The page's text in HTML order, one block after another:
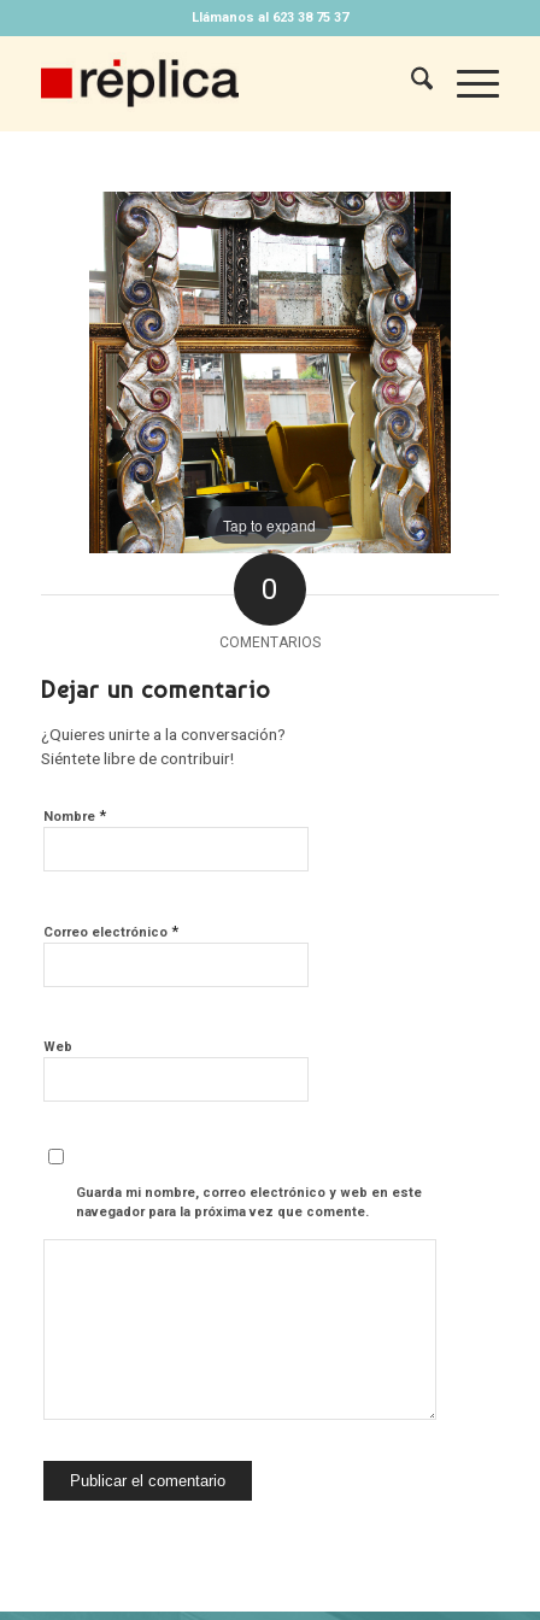
Llámanos al 623 38 75 37
Tap to expand
0
COMENTARIOS
Dejar un comentario
¿Quieres unirte a la conversación?
Siéntete libre de contribuir!
Nombre *
Correo electrónico *
Web
Guarda mi nombre, correo electrónico y web en este
navegador para la próxima vez que comente.